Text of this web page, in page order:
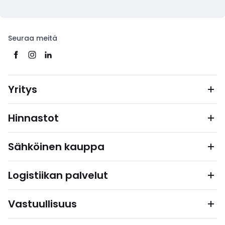
Seuraa meitä
Yritys
Hinnastot
Sähköinen kauppa
Logistiikan palvelut
Vastuullisuus